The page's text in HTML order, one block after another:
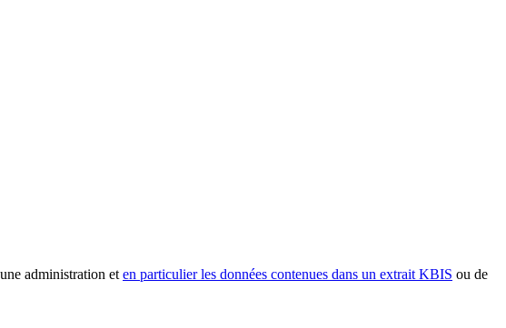
administration et en particulier les données contenues dans un extrait KBIS ou de